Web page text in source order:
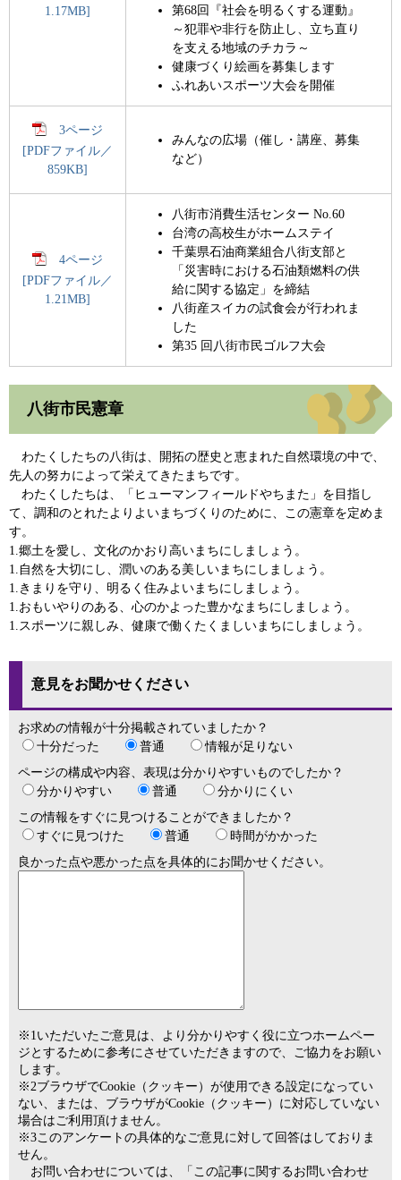
1.17MB]
第68回『社会を明るくする運動』
～犯罪や非行を防止し、立ち直り
を支える地域のチカラ～
健康づくり絵画を募集します
ふれあいスポーツ大会を開催
3ページ
[PDFファイル／
859KB]
みんなの広場（催し・講座、募集
など）
4ページ
[PDFファイル／
1.21MB]
八街市消費生活センター No.60
台湾の高校生がホームステイ
千葉県石油商業組合八街支部と
「災害時における石油類燃料の供
給に関する協定」を締結
八街産スイカの試食会が行われま
した
第35 回八街市民ゴルフ大会
八街市民憲章
わたくしたちの八街は、開拓の歴史と恵まれた自然環境の中で、
先人の努カによって栄えてきたまちです。
わたくしたちは、「ヒューマンフィールドやちまた」を目指し
て、調和のとれたよりよいまちづくりのために、この憲章を定めま
す。
1.郷土を愛し、文化のかおり高いまちにしましょう。
1.自然を大切にし、潤いのある美しいまちにしましょう。
1.きまりを守り、明るく住みよいまちにしましょう。
1.おもいやりのある、心のかよった豊かなまちにしましょう。
1.スポーツに親しみ、健康で働くたくましいまちにしましょう。
意見をお聞かせください
お求めの情報が十分掲載されていましたか？
十分だった
普通
情報が足りない
ページの構成や内容、表現は分かりやすいものでしたか？
分かりやすい
普通
分かりにくい
この情報をすぐに見つけることができましたか？
すぐに見つけた
普通
時間がかかった
良かった点や悪かった点を具体的にお聞かせください。
※1いただいたご意見は、より分かりやすく役に立つホームペー
ジとするために参考にさせていただきますので、ご協力をお願い
します。
※2ブラウザでCookie（クッキー）が使用できる設定になってい
ない、または、ブラウザがCookie（クッキー）に対応していない
場合はご利用頂けません。
※3このアンケートの具体的なご意見に対して回答はしておりま
せん。
お問い合わせについては、「この記事に関するお問い合わせ